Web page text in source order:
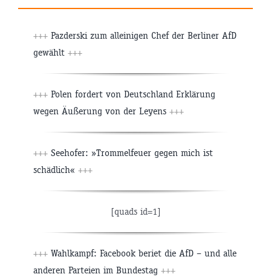
+++ Pazderski zum alleinigen Chef der Berliner AfD
gewählt +++
+++ Polen fordert von Deutschland Erklärung
wegen Äußerung von der Leyens +++
+++ Seehofer: »Trommelfeuer gegen mich ist
schädlich« +++
[quads id=1]
+++ Wahlkampf: Facebook beriet die AfD – und alle
anderen Parteien im Bundestag +++